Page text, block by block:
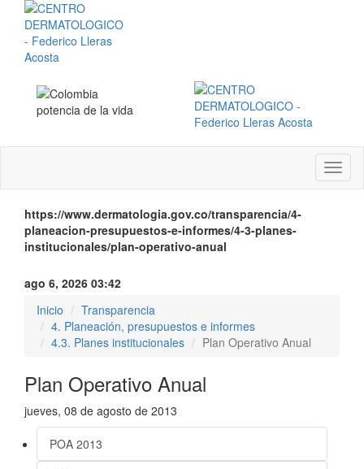
Menú
https://www.dermatologia.gov.co/transparencia/4-
planeacion-presupuestos-e-informes/4-3-planes-
institucionales/plan-operativo-anual
ago 6, 2026 03:42
Inicio
Transparencia
4. Planeación, presupuestos e informes
4.3. Planes institucionales
Plan Operativo Anual
Plan Operativo Anual
jueves, 08 de agosto de 2013
POA 2013